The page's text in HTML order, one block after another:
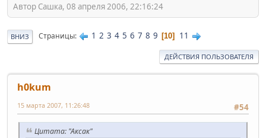
Автор Сашка, 08 апреля 2006, 22:16:24
ВНИЗ Страницы 1 2 3 4 5 6 7 8 9 10 11
ДЕЙСТВИЯ ПОЛЬЗОВАТЕЛЯ
h0kum
#54
15 марта 2007, 11:26:48
Цитата: "Аксак"